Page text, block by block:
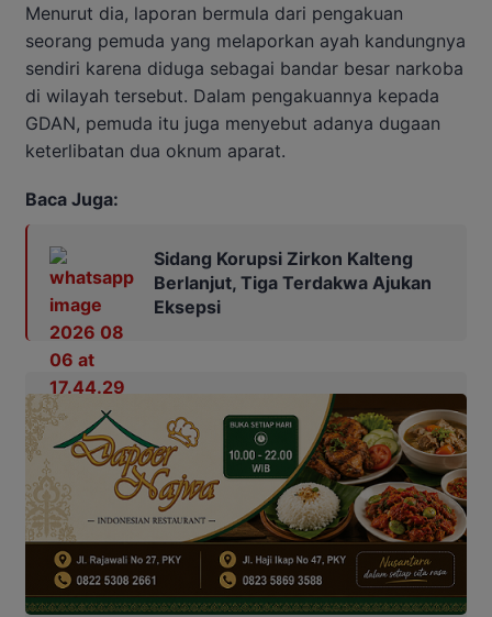
Menurut dia, laporan bermula dari pengakuan
seorang pemuda yang melaporkan ayah kandungnya
sendiri karena diduga sebagai bandar besar narkoba
di wilayah tersebut. Dalam pengakuannya kepada
GDAN, pemuda itu juga menyebut adanya dugaan
keterlibatan dua oknum aparat.
Baca Juga:
Sidang Korupsi Zirkon Kalteng
Berlanjut, Tiga Terdakwa Ajukan
Eksepsi